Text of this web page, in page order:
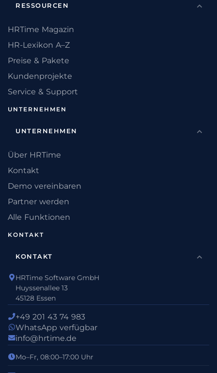
RESSOURCEN
HRTime Magazin
HR-Lexikon A–Z
Preise & Pakete
Kundenprojekte
Service & Support
UNTERNEHMEN
UNTERNEHMEN
Über HRTime
Kontakt
Demo vereinbaren
Partner werden
Alle Funktionen
KONTAKT
KONTAKT
HRTime Software GmbH
Huyssenallee 13
45128 Essen
+49 201 43 74 983
WhatsApp verfügbar
info@hrtime.de
Mo–Fr, 08:00–17:00 Uhr